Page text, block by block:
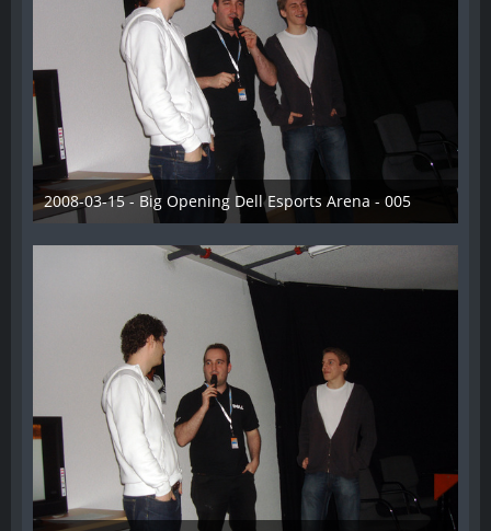
2008-03-15 - Big Opening Dell Esports Arena - 005
28. Dezember 2012